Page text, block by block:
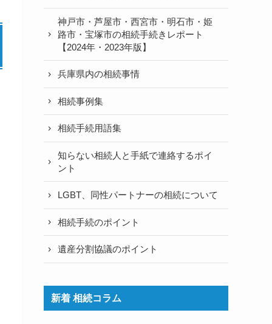
神戸市・芦屋市・西宮市・明石市・姫
路市・宝塚市の相続手続きレポート
【2024年・2023年版】
兵庫県内の相続事情
相続事例集
相続手続用語集
知らない相続人と手紙で連絡するポイ
ント
LGBT、同性パートナーの相続について
相続手続のポイント
遺産分割協議のポイント
新着 相続コラム